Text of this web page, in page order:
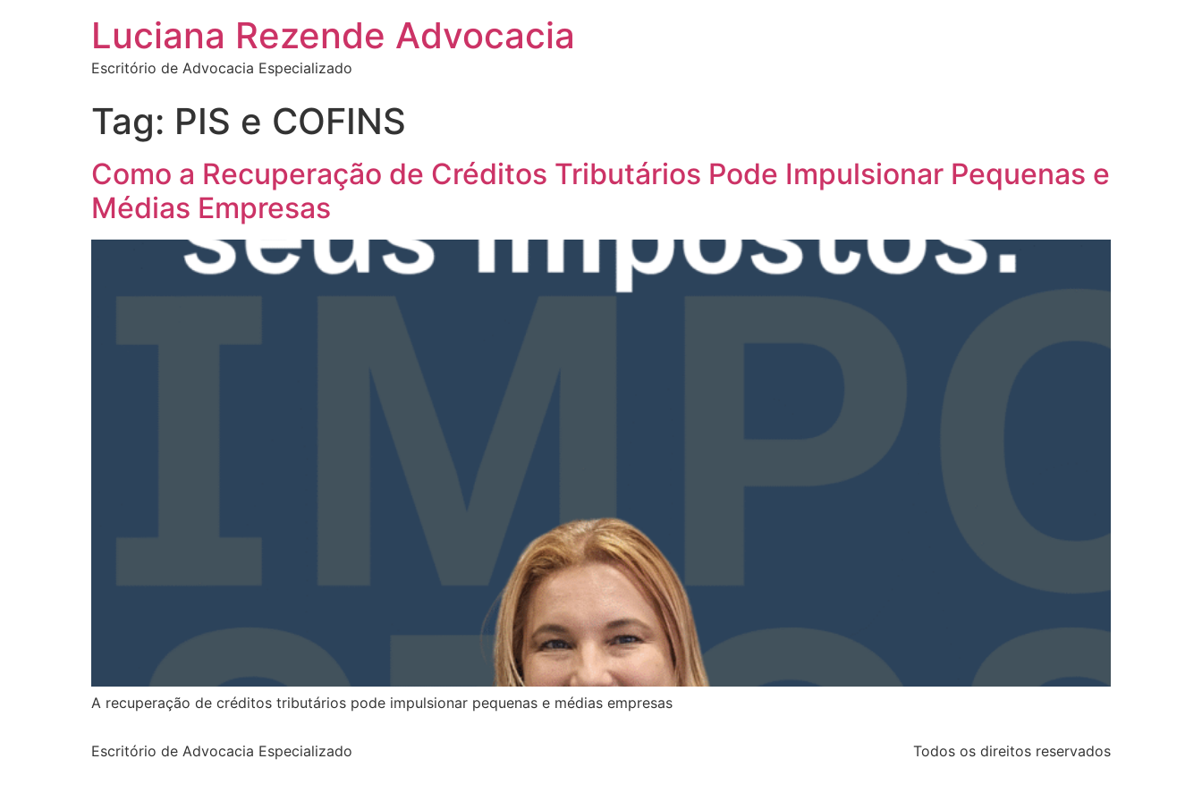
Luciana Rezende Advocacia
Escritório de Advocacia Especializado
Tag: PIS e COFINS
Como a Recuperação de Créditos Tributários Pode Impulsionar Pequenas e
Médias Empresas
A recuperação de créditos tributários pode impulsionar pequenas e médias empresas
Escritório de Advocacia Especializado Todos os direitos reservados